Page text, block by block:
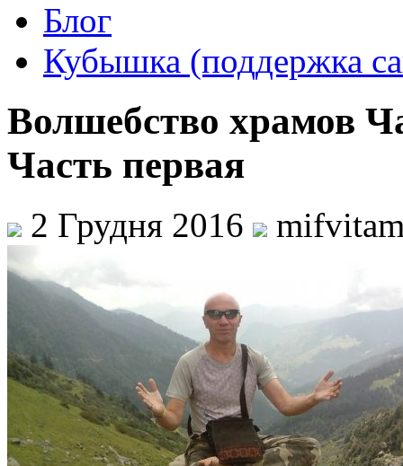
Блог
Кубышка (поддержка
Волшебство храмов
Часть первая
2 Грудня 2016